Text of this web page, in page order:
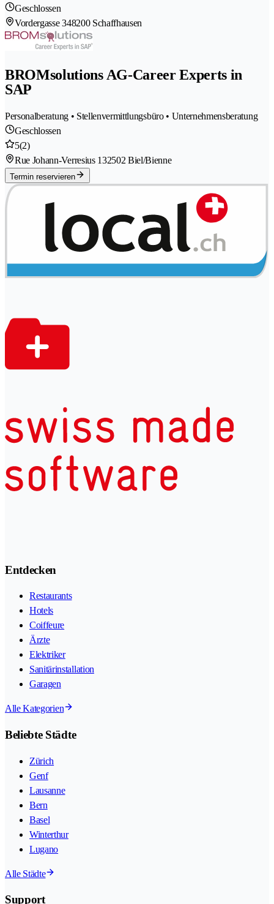
Geschlossen
Vordergasse 348200 Schaffhausen
BROMsolutions AG-Career Experts in
SAP
Personalberatung • Stellenvermittlungsbüro • Unternehmensberatung
Geschlossen
5(2)
Rue Johann-Verresius 132502 Biel/Bienne
Termin reservieren
Entdecken
Restaurants
Hotels
Coiffeure
Ärzte
Elektriker
Sanitärinstallation
Garagen
Alle Kategorien
Beliebte Städte
Zürich
Genf
Lausanne
Bern
Basel
Winterthur
Lugano
Alle Städte
Support